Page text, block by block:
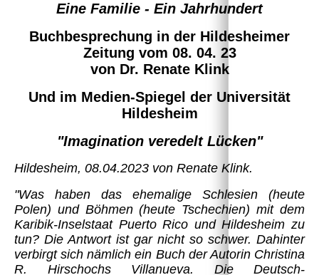
Eine Familie - Ein Jahrhundert
Buchbesprechung in der Hildesheimer
Zeitung vom 08. 04. 23
von Dr. Renate Klink
Und im Medien-Spiegel der Universität
Hildesheim
"Imagination veredelt Lücken"
Hildesheim, 08.04.2023 von Renate Klink.
"Was haben das ehemalige Schlesien (heute
Polen) und Böhmen (heute Tschechien) mit dem
Karibik-Inselstaat Puerto Rico und Hildesheim zu
tun? Die Antwort ist gar nicht so schwer. Dahinter
verbirgt sich nämlich ein Buch der Autorin Christina
R. Hirschochs Villanueva. Die Deutsch-